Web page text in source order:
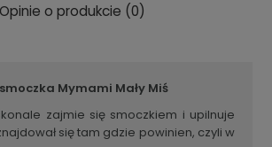
Opinie o produkcie (0)
Mymami Mały Miś
zajmie się smoczkiem i upilnuje
się tam gdzie powinien, czyli w